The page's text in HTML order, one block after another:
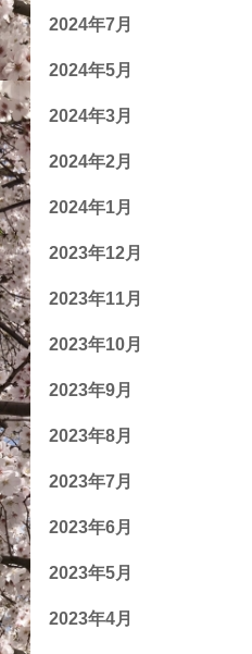
2024年7月
2024年5月
2024年3月
2024年2月
2024年1月
2023年12月
2023年11月
2023年10月
2023年9月
2023年8月
2023年7月
2023年6月
2023年5月
2023年4月